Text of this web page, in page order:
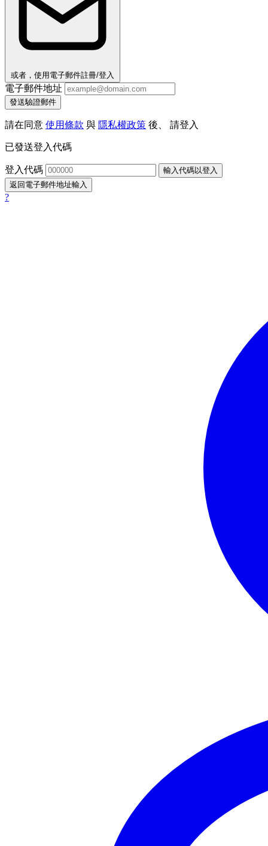
或者，使用電子郵件註冊/登入
電子郵件地址
發送驗證郵件
請在同意 使用條款 與 隱私權政策 後、 請登入
已發送登入代碼
登入代碼
輸入代碼以登入
返回電子郵件地址輸入
?